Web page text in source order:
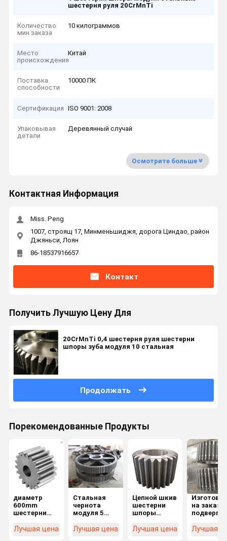
шестерня руля 20CrMnTi
Количество
мин заказа
10 килограммов
Место
происхождения
Китай
Поставка
способности
10000 ПК
Сертификация ISO 9001: 2008
Упаковывая
детали
Деревянный случай
Осмотрите больше
Контактная Информация
Miss. Peng
1007, строящ 17, Минменьшиджя, дорога Циндао, район
Джяньси, Лоян
86-18537916657
Контакт
Получить Лучшую Цену Для
20CrMnTi 0,4 шестерня руля шестерни
шпоры зуба модуля 10 стальная
Продолжать
Порекомендованные Продукты
диаметр
600mm
шестерни
вковки
Лучшая цена
Стальная
чернота
модуля 5
шпоры C45
Лучшая цена
Цепной шкив
шестерни
шпоры
стали
Лучшая цена
на заказ
подвергая
Лучшая